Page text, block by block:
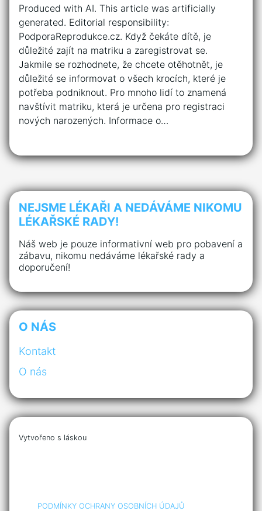
Produced with AI. This article was artificially
generated. Editorial responsibility:
PodporaReprodukce.cz. Když čekáte dítě, je
důležité zajít na matriku a zaregistrovat se.
Jakmile se rozhodnete, že chcete otěhotnět, je
důležité se informovat o všech krocích, které je
potřeba podniknout. Pro mnoho lidí to znamená
navštívit matriku, která je určena pro registraci
nových narozených. Informace o…
NEJSME LÉKAŘI A NEDÁVÁME NIKOMU
LÉKAŘSKÉ RADY!
Náš web je pouze informativní web pro pobavení a
zábavu, nikomu nedáváme lékařské rady a
doporučení!
O NÁS
Kontakt
O nás
Vytvořeno s láskou
PODMÍNKY OCHRANY OSOBNÍCH ÚDAJŮ